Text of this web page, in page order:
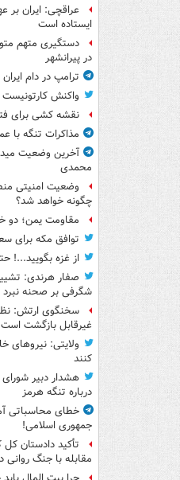
عراقچی: ایران بر
ایستاده است
دستگیری متهم
در پیرانشهر
ترامپ در دام
واکنش
نقشه کشی برای
مذاکرات تنگه با
آخرین وضعیت
محمدی
وضعیت امنیتی
چگونه خواهد شد؟
مقاومت یمن؛ دو
توافق مکه برای
از غزه بگویید...!
صفار هرندی:
شگرفی بر صحنه
سخنگوی ارتش:
غیرقابل بازگشت است
ولایتی: نیروهای
کنند
هشدار دبیر شورای
درباره تنگه هرمز
خطای محاسباتی
جمهوری اسلامی!
تأکید دادستان
مقابله با جنگ